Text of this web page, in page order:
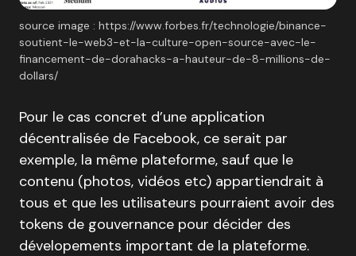
source image : https://www.forbes.fr/technologie/binance-
soutient-le-web3-et-la-culture-open-source-avec-le-
financement-de-dorahacks-a-hauteur-de-8-millions-de-
dollars/
Pour le cas concret d’une application
décentralisée de Facebook, ce serait par
exemple, la même plateforme, sauf que le
contenu (photos, vidéos etc) appartiendrait à
tous et que les utilisateurs pourraient avoir des
tokens de gouvernance pour décider des
dévelopements important de la plateforme.